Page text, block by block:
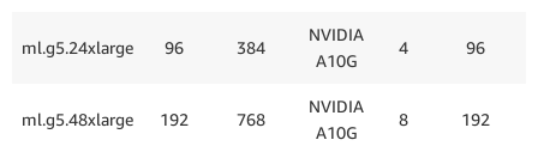
ml.g5.24xlarge 96 384
NVIDIA
A10G
4 96
ml.g5.48xlarge 192 768
NVIDIA
A10G
8 192